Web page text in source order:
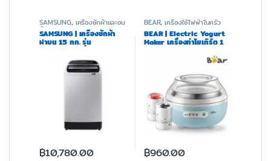
SAMSUNG, เครื่องซักผ้าและอบ
ผ้า
SAMSUNG | เครื่องซักผ้า
ฝาบน 15 กก. รุ่น
฿10,780.00
BEAR,เครื่องใช้ไฟฟ้าในครัว
BEAR | Electric Yogurt
Maker เครื่องทำโยเกิร์ต 1
Ceramic 4 ถ้วย,ชามสแตน
฿960.00